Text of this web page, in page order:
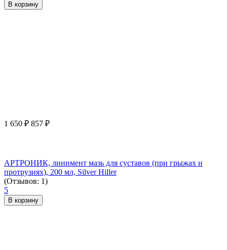
В корзину
1 650 ₽ 857 ₽
АРТРОНИК, линимент мазь для суставов (при грыжах и
протрузиях), 200 мл, Silver Hiller
(Отзывов: 1)
5
В корзину